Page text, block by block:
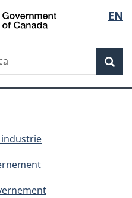
Passer
à
version
simplifiée
de
la
EN